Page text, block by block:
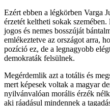
Ezért ebben a légkörben Varga
érzetét keltheti sokak
jogos és nemes bosszúját
emlékeztetve az országot arra,
pozíció ez, de a legnagyobb
demokraták felsülnek.
Megérdemlik azt a totális és
mert képesek voltak a magyar
nyilvánvalóan morális érzék
aki ráadásul mindennek a